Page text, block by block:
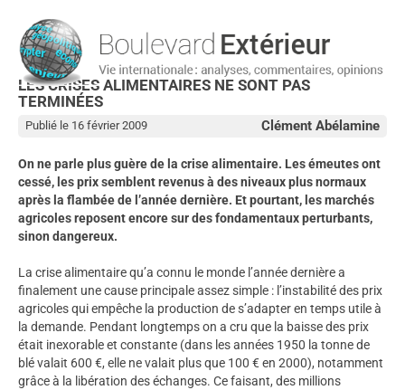
LES CRISES ALIMENTAIRES NE SONT PAS
TERMINÉES
Clément Abélamine
Publié le 16 février 2009
On ne parle plus guère de la crise alimentaire. Les émeutes ont
cessé, les prix semblent revenus à des niveaux plus normaux
après la flambée de l’année dernière. Et pourtant, les marchés
agricoles reposent encore sur des fondamentaux perturbants,
sinon dangereux.
La crise alimentaire qu’a connu le monde l’année dernière a
finalement une cause principale assez simple : l’instabilité des prix
agricoles qui empêche la production de s’adapter en temps utile à
la demande. Pendant longtemps on a cru que la baisse des prix
était inexorable et constante (dans les années 1950 la tonne de
blé valait 600 €, elle ne valait plus que 100 € en 2000), notamment
grâce à la libération des échanges. Ce faisant, des millions